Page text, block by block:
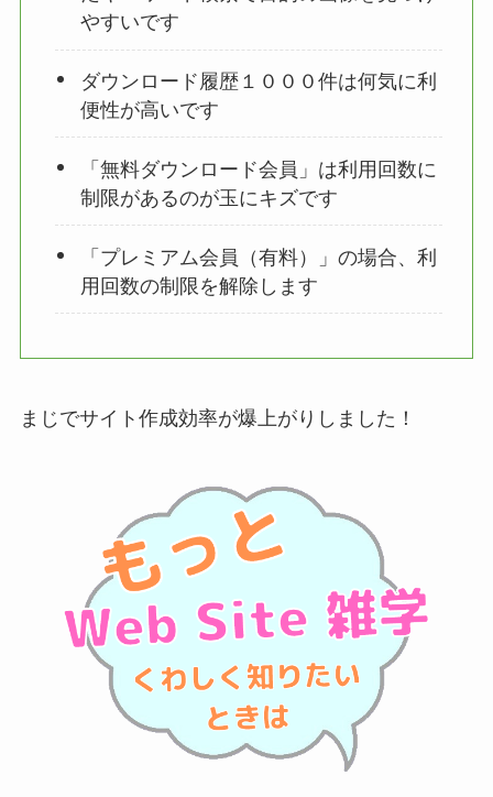
やすいです
ダウンロード履歴１０００件は何気に利
便性が高いです
「無料ダウンロード会員」は利用回数に
制限があるのが玉にキズです
「プレミアム会員（有料）」の場合、利
用回数の制限を解除します
まじでサイト作成効率が爆上がりしました！